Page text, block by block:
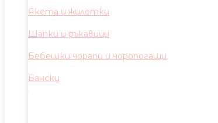
Якета и жилетки
Шапки и ръкавици
Бебешки чорапи и чоропогащи
Бански